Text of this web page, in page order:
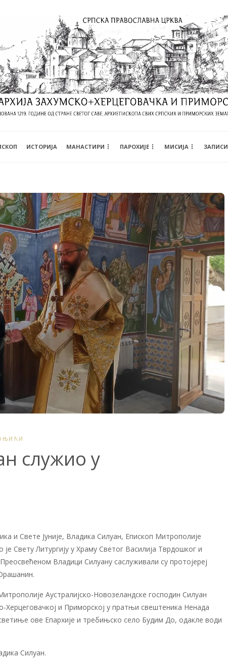
ИСТОРИЈА МАНАСТИРИ ПАРОХИЈЕ МИСИЈА ЗАПИСИ
служио у
и Свете Јуније, Владика Силуан, Епископ Митрополије
Свету Литургију у Храму Светог Василија Тврдошког и
Владици Силуану саслуживали су протојереј
Аустралијско-Новозеландске господин Силуан
Херцеговачкој и Приморској у пратњи свештеника Ненада
ове Епархије и требињско село Будим До, одакле води
Силуан.